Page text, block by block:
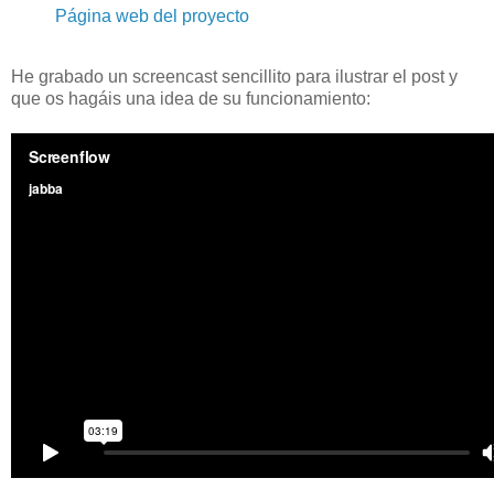
Página web del proyecto
He grabado un screencast sencillito para ilustrar el post y
que os hagáis una idea de su funcionamiento: